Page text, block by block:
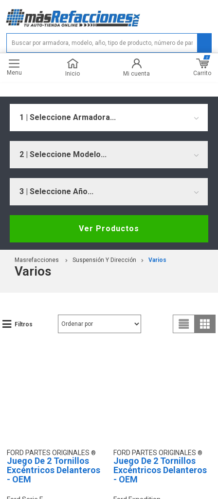
Menu Inicio Mi cuenta Carrito
0
1 | Seleccione Armadora...
2 | Seleccione Modelo...
3 | Seleccione Año...
Ver Productos
Masrefacciones Suspensión Y Dirección Varios
Varios
Filtros
FORD PARTES ORIGINALES
Juego De 2 Tornillos
Excéntricos Delanteros
- OEM
FORD PARTES ORIGINALES
Juego De 2 Tornillos
Excéntricos Delanteros
- OEM